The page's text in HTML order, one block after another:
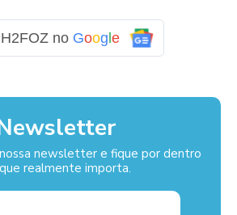
no Goog e
newsletter e fique por dentro
realmente importa.